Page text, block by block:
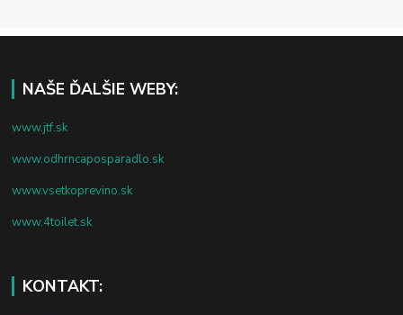
NAŠE ĎALŠIE WEBY:
www.jtf.sk
www.odhrncaposparadlo.sk
www.vsetkoprevino.sk
www.4toilet.sk
KONTAKT: